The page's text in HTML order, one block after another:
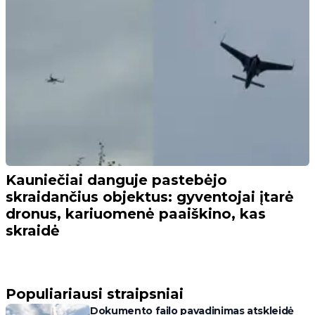
Kauniečiai danguje pastebėjo
skraidančius objektus: gyventojai įtarė
dronus, kariuomenė paaiškino, kas
skraidė
Populiariausi straipsniai
Dokumento failo pavadinimas atskleidė